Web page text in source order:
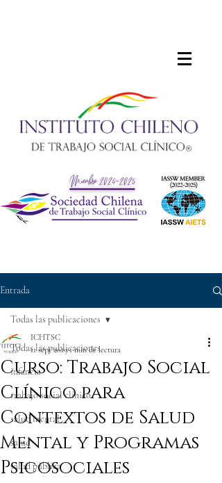
Entrada
Todas las publicaciones
infancia
trabajo social clínico
salud mental
salud
salud pública
Todas las publicaciones
Curso: Trabajo Social
Clínico para
Contextos de Salud
Mental y Programas
Psicosociales
ICHTSC
11 sept 2019 1 min de lectura